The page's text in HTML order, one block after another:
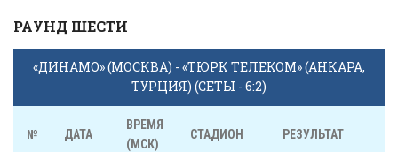
РАУНД ШЕСТИ
«ДИНАМО» (МОСКВА) - «ТЮРК ТЕЛЕКОМ» (АНКАРА,
ТУРЦИЯ) (СЕТЫ - 6:2)
№ ДАТА
ВРЕМЯ
(МСК)
СТАДИОН РЕЗУЛЬТАТ